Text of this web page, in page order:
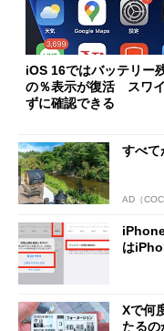
iOS 16ではバッテリー
の％表示が復活 スワ
ずに確認できる
すべて
AD（
は
Xで何
たるの